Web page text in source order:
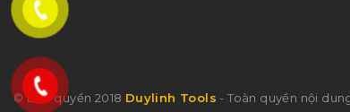
© Bản quyền 2018 Duylinh Tools - Toàn quyền nội